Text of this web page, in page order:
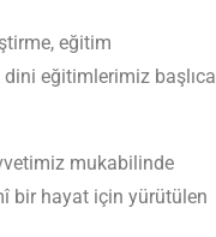
eğitim
dini eğitimlerimiz başlıca
mukabilinde
bir hayat için yürütülen